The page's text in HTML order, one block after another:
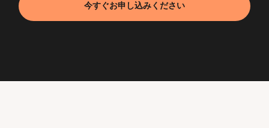
今すぐお申し込みください